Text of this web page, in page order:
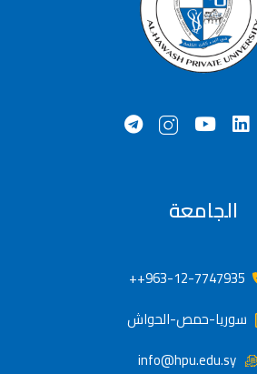
الجامعة
963-12-7747935++
سوريا-حمص-الحواش
info@hpu.edu.sy